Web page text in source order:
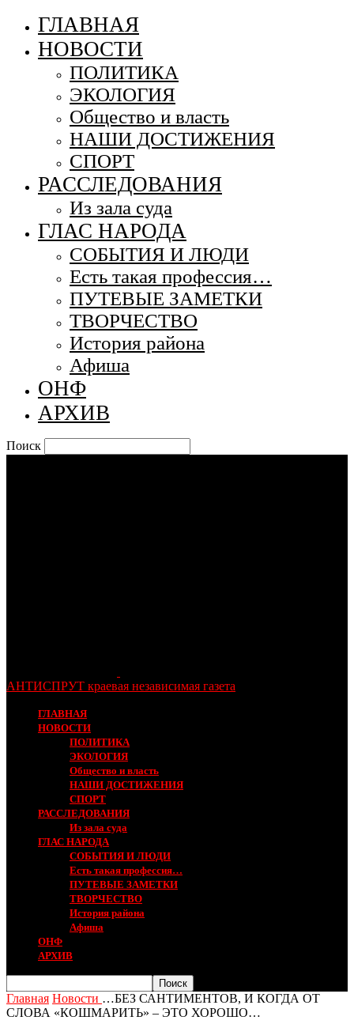
ГЛАВНАЯ
НОВОСТИ
ПОЛИТИКА
ЭКОЛОГИЯ
Общество и власть
НАШИ ДОСТИЖЕНИЯ
СПОРТ
РАССЛЕДОВАНИЯ
Из зала суда
ГЛАС НАРОДА
СОБЫТИЯ И ЛЮДИ
Есть такая профессия…
ПУТЕВЫЕ ЗАМЕТКИ
ТВОРЧЕСТВО
История района
Афиша
ОНФ
АРХИВ
Поиск
АНТИСПРУТ краевая независимая газета
ГЛАВНАЯ
НОВОСТИ
ПОЛИТИКА
ЭКОЛОГИЯ
Общество и власть
НАШИ ДОСТИЖЕНИЯ
СПОРТ
РАССЛЕДОВАНИЯ
Из зала суда
ГЛАС НАРОДА
СОБЫТИЯ И ЛЮДИ
Есть такая профессия…
ПУТЕВЫЕ ЗАМЕТКИ
ТВОРЧЕСТВО
История района
Афиша
ОНФ
АРХИВ
Главная Новости …БЕЗ САНТИМЕНТОВ, И КОГДА ОТ
СЛОВА «КОШМАРИТЬ» – ЭТО ХОРОШО…